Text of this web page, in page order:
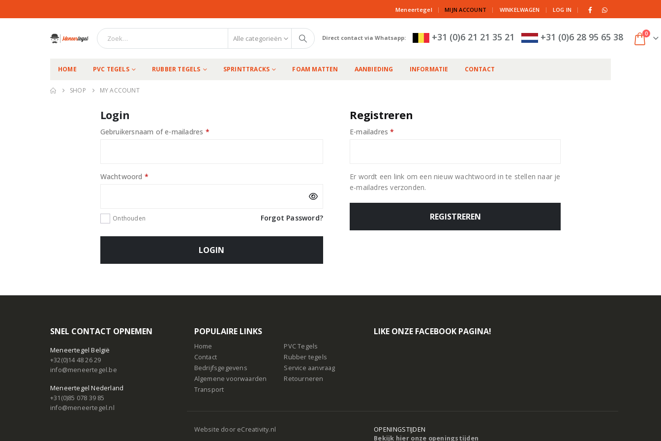
Meneertegel | MIJN ACCOUNT WINKELWAGEN LOG IN |
Alle categorieën Direct contact via Whatsapp: +31 (0)6 21 21 35 21 +31 (0)6 28 95 65 38 0
HOME PVC TEGELS RUBBER TEGELS SPRINTTRACKS FOAM MATTEN AANBIEDING INFORMATIE CONTACT
SHOP MY ACCOUNT
Login
Gebruikersnaam of e-mailadres *Vereist
Wachtwoord *
Onthouden Forgot Password?
LOGIN
Registreren
E-mailadres*
Er wordt een link om een nieuw wachtwoord in te stellen naar je
e-mailadres verzonden.
REGISTREREN
SNEL CONTACT OPNEMEN
Meneertegel België
+32(0)14 48 26 29
info@meneertegel.be
Meneertegel Nederland
+31(0)85 078 39 85
info@meneertegel.nl
POPULAIRE LINKS
Home
Contact
Bedrijfsgegevens
Algemene voorwaarden
Transport
PVC Tegels
Rubber tegels
Service aanvraag
Retourneren
LIKE ONZE FACEBOOK PAGINA!
Website door eCreativity.nl
OPENINGSTIJDEN
Bekijk hier onze openingstijden